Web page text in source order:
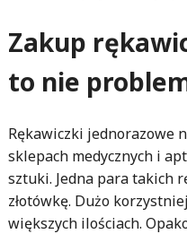
Zakup
to nie
Rękawiczki jednorazowe
sklepach medycznych i
sztuki. Jedna para takich
złotówkę. Dużo
większych ilościach.